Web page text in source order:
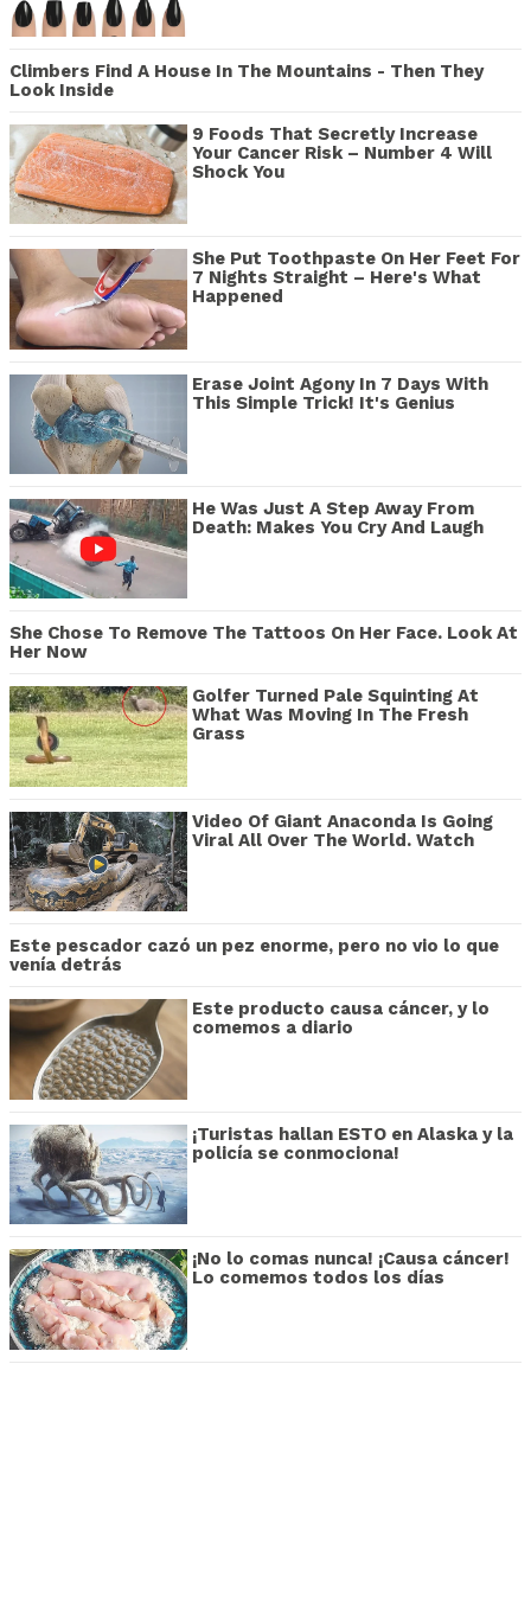
Climbers Find A House In The Mountains - Then They
Look Inside
9 Foods That Secretly Increase
Your Cancer Risk – Number 4 Will
Shock You
She Put Toothpaste On Her Feet For
7 Nights Straight – Here's What
Happened
Erase Joint Agony In 7 Days With
This Simple Trick! It's Genius
He Was Just A Step Away From
Death: Makes You Cry And Laugh
She Chose To Remove The Tattoos On Her Face. Look At
Her Now
Golfer Turned Pale Squinting At
What Was Moving In The Fresh
Grass
Video Of Giant Anaconda Is Going
Viral All Over The World. Watch
Este pescador cazó un pez enorme, pero no vio lo que
venía detrás
Este producto causa cáncer, y lo
comemos a diario
¡Turistas hallan ESTO en Alaska y la
policía se conmociona!
¡No lo comas nunca! ¡Causa cáncer!
Lo comemos todos los días